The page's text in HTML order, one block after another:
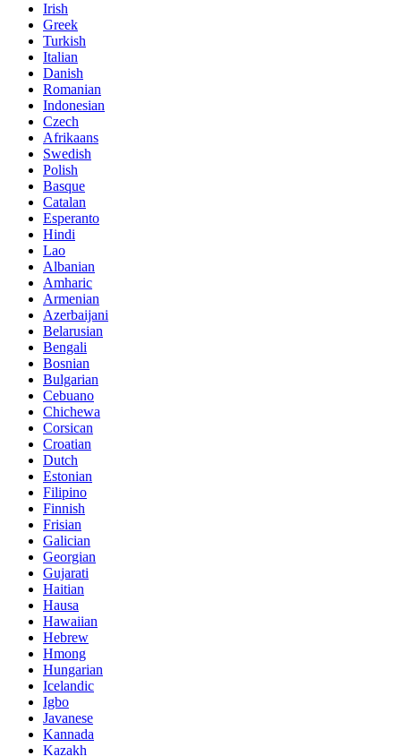
Irish
Greek
Turkish
Italian
Danish
Romanian
Indonesian
Czech
Afrikaans
Swedish
Polish
Basque
Catalan
Esperanto
Hindi
Lao
Albanian
Amharic
Armenian
Azerbaijani
Belarusian
Bengali
Bosnian
Bulgarian
Cebuano
Chichewa
Corsican
Croatian
Dutch
Estonian
Filipino
Finnish
Frisian
Galician
Georgian
Gujarati
Haitian
Hausa
Hawaiian
Hebrew
Hmong
Hungarian
Icelandic
Igbo
Javanese
Kannada
Kazakh